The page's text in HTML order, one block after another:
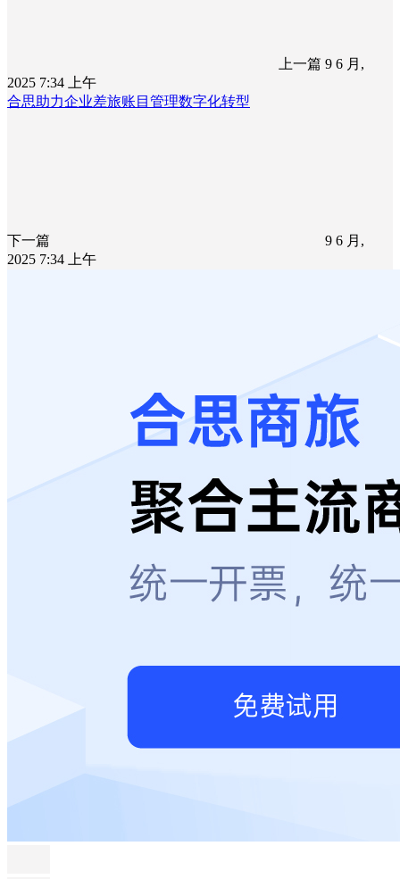
上一篇 9 6 月,
2025 7:34 上午
合思助力企业差旅账目管理数字化转型
下一篇
9 6 月,
2025 7:34 上午